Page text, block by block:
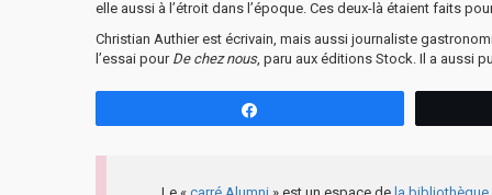
elle aussi à l’étroit dans l’époque. Ces deux-là étaient faits
Christian Authier est écrivain, mais aussi journaliste
l’essai pour De chez nous, paru aux éditions Stock. Il a aussi